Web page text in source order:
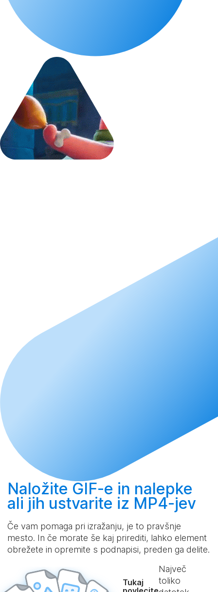
Naložite GIF-e in nalepke
ali jih ustvarite iz MP4-jev
Če vam pomaga pri izražanju, je to pravšnje
mesto. In če morate še kaj prirediti, lahko element
obrežete in opremite s podnapisi, preden ga delite.
Tukaj
Največ
toliko